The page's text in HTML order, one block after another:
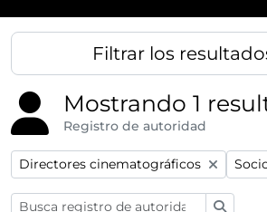
Filtrar los
Mostrando 1
Registro de autoridad
Remove filter:
Directores cinematográficos